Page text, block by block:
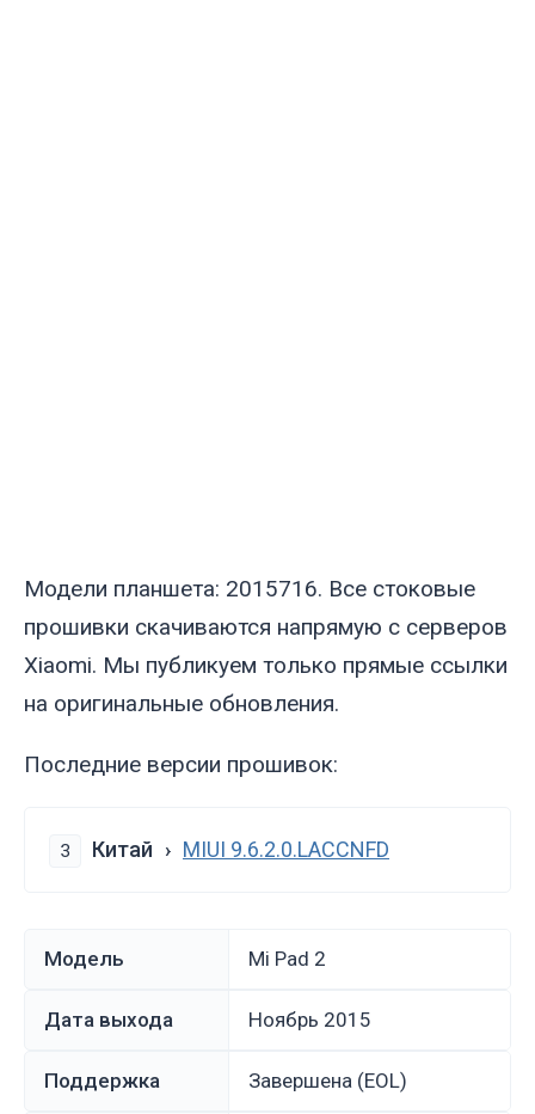
Модели планшета: 2015716. Все стоковые
прошивки скачиваются напрямую с серверов
Xiaomi. Мы публикуем только прямые ссылки
на оригинальные обновления.
Последние версии прошивок:
3 Китай MIUI 9.6.2.0.LACCNFD
Модель Mi Pad 2
Дата выхода ноябрь 2015
Поддержка Завершена (EOL)